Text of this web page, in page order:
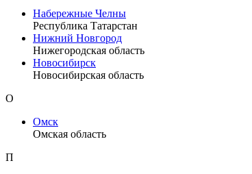
Набережные Челны
Республика Татарстан
Нижний Новгород
Нижегородская область
Новосибирск
Новосибирская область
О
Омск
Омская область
П